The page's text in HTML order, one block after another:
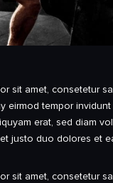
sit amet, consetetur
eirmod tempor
erat, sed diam
justo duo dolores et
sit amet, consetetur